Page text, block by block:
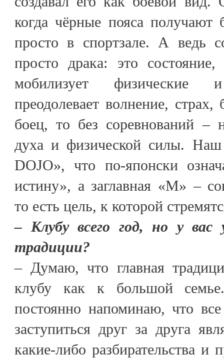
когда чёрные пояса получают
просто в спортзале. А ведь
просто драка: это
мобилизует
преодолевает волнение,
боец, то без соревнований –
духа и физической силы.
DOJO», что по-японски
истину», а заглавная «М» –
то есть цель, к которой
– Клубу всего год, но у вас
традиции?
– Думаю, что главная
клубу как к большой
постоянно напоминаю, что
заступиться друг за друга
какие-либо разбирательства и